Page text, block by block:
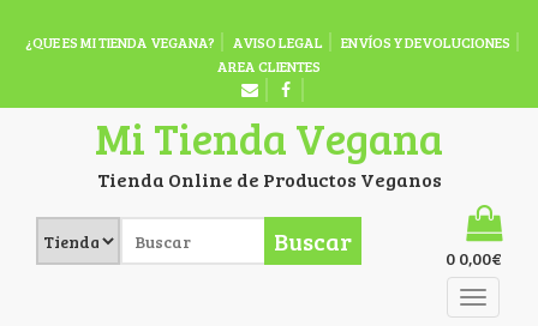
¿QUE ES MI TIENDA VEGANA? AVISO LEGAL
ENVÍOS Y DEVOLUCIONES
AREA CLIENTES
Mi Tienda Vegana
Tienda Online de Productos Veganos
Buscar
0 0,00€